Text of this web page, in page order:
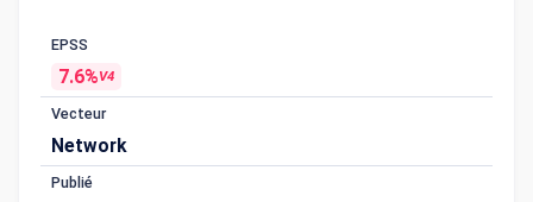
EPSS
7.6%V4
Vecteur
Network
Publié